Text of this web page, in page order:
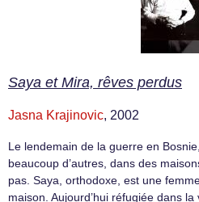
Saya et Mira, rêves perdus
Jasna Krajinovic, 2002
Le lendemain de la guerre en
beaucoup d’autres, dans des
pas. Saya, orthodoxe, est une
maison. Aujourd’hui réfugiée dans